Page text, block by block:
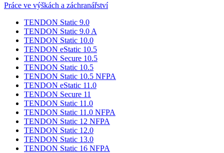
Práce ve výškách a záchranářství
TENDON Static 9.0
TENDON Static 9.0 A
TENDON Static 10.0
TENDON eStatic 10.5
TENDON Secure 10.5
TENDON Static 10.5
TENDON Static 10.5 NFPA
TENDON eStatic 11.0
TENDON Secure 11
TENDON Static 11.0
TENDON Static 11.0 NFPA
TENDON Static 12 NFPA
TENDON Static 12.0
TENDON Static 13.0
TENDON Static 16 NFPA